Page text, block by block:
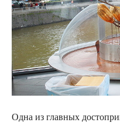
Одна из главных